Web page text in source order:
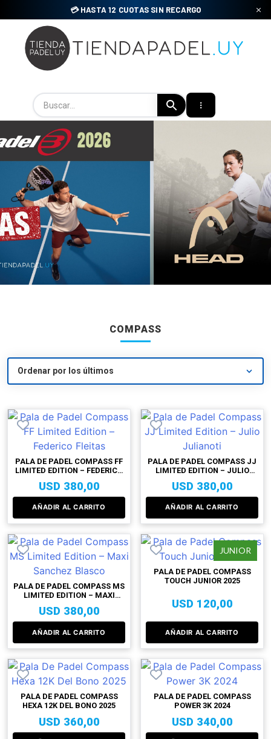
to
content
💳 HASTA 12 CUOTAS SIN RECARGO
COMPASS
PALA DE PADEL COMPASS FF
LIMITED EDITION – FEDERICO
USD 380,00
AÑADIR AL CARRITO
PALA DE PADEL COMPASS JJ
LIMITED EDITION – JULIO
USD 380,00
AÑADIR AL CARRITO
PALA DE PADEL COMPASS MS
LIMITED EDITION – MAXI
USD 380,00
AÑADIR AL CARRITO
JUNIOR
PALA DE PADEL COMPASS
TOUCH JUNIOR 2025
USD 120,00
AÑADIR AL CARRITO
PALA DE PADEL COMPASS
HEXA 12K DEL BONO 2025
USD 360,00
PALA DE PADEL COMPASS
POWER 3K 2024
USD 340,00